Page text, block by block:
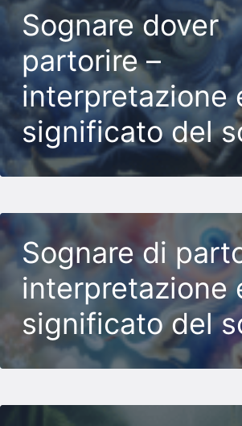
Sognare dover
partorire –
interpretazione
significato del
Sognare di
interpretazione
significato del